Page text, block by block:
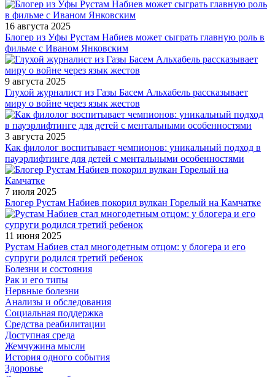
16 августа 2025
Блогер из Уфы Рустам Набиев может сыграть главную роль в
фильме с Иваном Янковским
9 августа 2025
Глухой журналист из Газы Басем Альхабель рассказывает
миру о войне через язык жестов
3 августа 2025
Как филолог воспитывает чемпионов: уникальный подход в
пауэрлифтинге для детей с ментальными особенностями
7 июля 2025
Блогер Рустам Набиев покорил вулкан Горелый на Камчатке
11 июня 2025
Рустам Набиев стал многодетным отцом: у блогера и его
супруги родился третий ребенок
Болезни и состояния
Рак и его типы
Нервные болезни
Анализы и обследования
Социальная поддержка
Средства реабилитации
Доступная среда
Жемчужина мысли
История одного события
Здоровье